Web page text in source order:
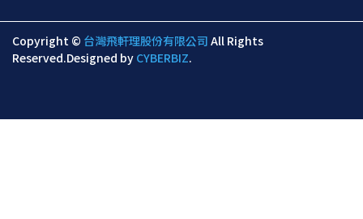
Copyright © 台灣飛軒理股份有限公司 All Rights
Reserved.Designed by CYBERBIZ.